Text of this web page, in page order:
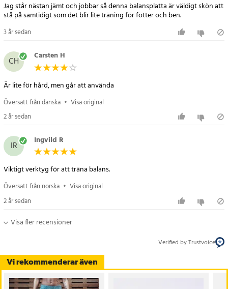
Vi rekommenderar även
Jag står nästan jämt och jobbar så denna balansplatta är väldigt skön att
stå på samtidigt som det blir lite träning för fötter och ben.
3 år sedan
CH Carsten H
Är lite för hård, men går att använda
Översatt från danska • Visa original
2 år sedan
IR Ingvild R
Viktigt verktyg för att träna balans.
Översatt från norska • Visa original
2 år sedan
Visa fler recensioner
Verified by Trustvoice